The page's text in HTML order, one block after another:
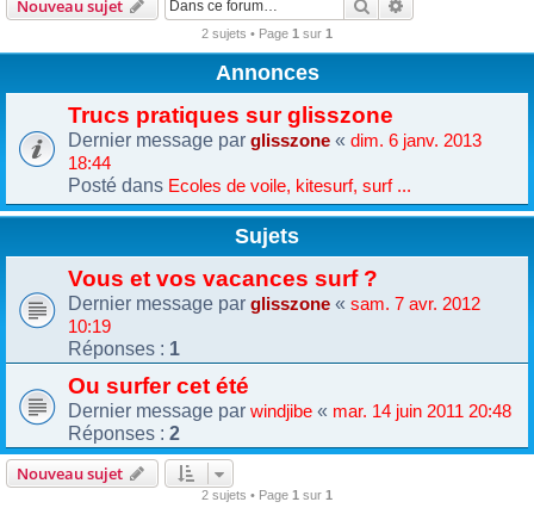
Nouveau sujet
2 sujets • Page 1 sur 1
Annonces
Trucs pratiques sur glisszone
Dernier message par glisszone « dim. 6 janv. 2013
18:44
Posté dans Ecoles de voile, kitesurf, surf ...
Sujets
Vous et vos vacances surf ?
Dernier message par glisszone « sam. 7 avr. 2012
10:19
Réponses : 1
Ou surfer cet été
Dernier message par windjibe « mar. 14 juin 2011 20:48
Réponses : 2
Nouveau sujet
2 sujets • Page 1 sur 1